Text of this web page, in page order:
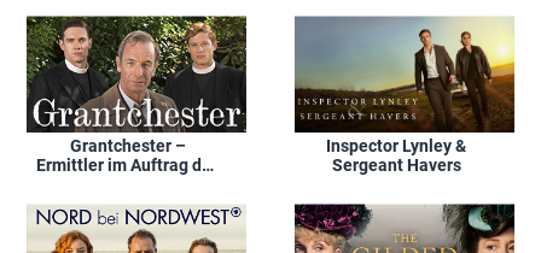
Grantchester –
Ermittler im Auftrag des
Inspector Lynley &
Sergeant Havers